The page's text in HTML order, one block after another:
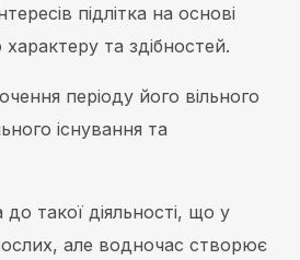
підлітка на основі
та здібностей.
періоду його вільного
існування та
до такої діяльності, що у
але водночас створює